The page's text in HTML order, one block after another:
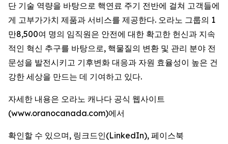
단 기술 역량을 바탕으로 핵연료 주기 전반에 걸쳐 고객들에
게 고부가가치 제품과 서비스를 제공한다. 오라노 그룹의 1
만8,500여 명의 임직원은 안전에 대한 확고한 헌신과 지속
적인 혁신 추구를 바탕으로, 핵물질의 변환 및 관리 분야 전
문성을 발전시키고 기후변화 대응과 자원 효율성이 높은 건
강한 세상을 만드는 데 기여하고 있다.
자세한 내용은 오라노 캐나다 공식 웹사이트
(www.oranocanada.com)에서
확인할 수 있으며, 링크드인(LinkedIn), 페이스북